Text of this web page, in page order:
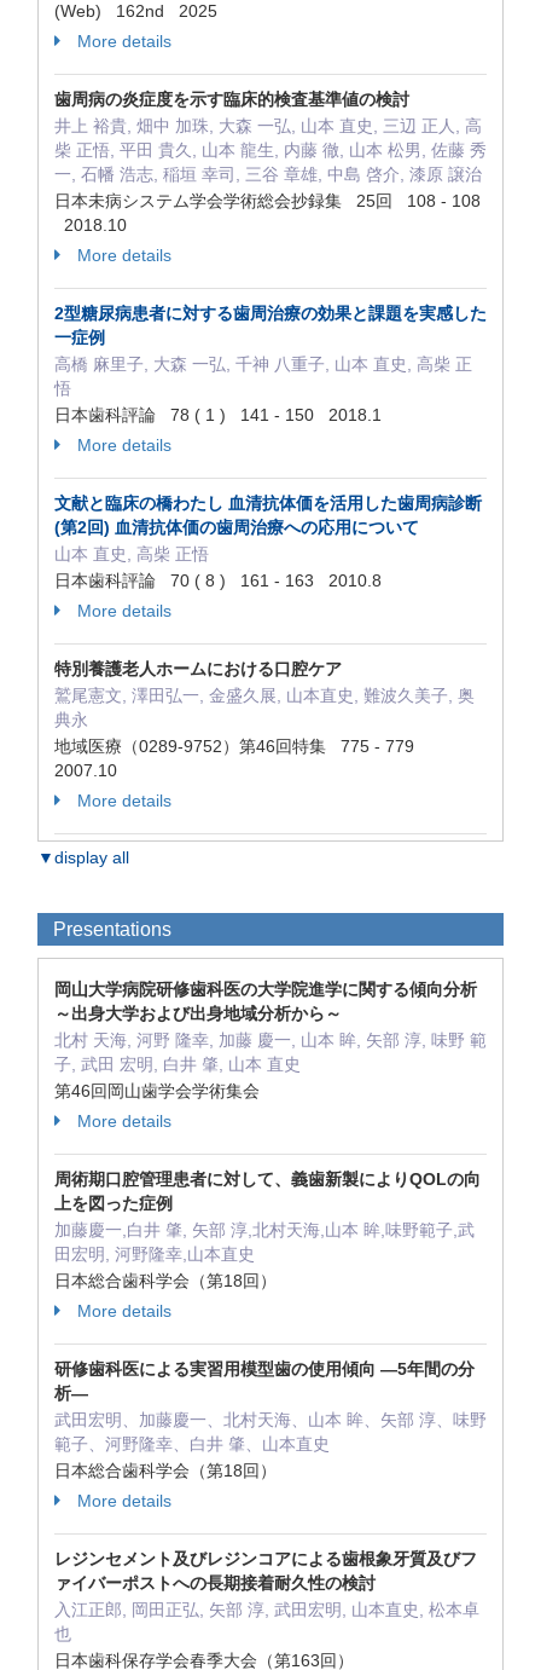
(Web) 162nd 2025
More details
歯周病の炎症度を示す臨床的検査基準値の検討
井上 裕貴, 畑中 加珠, 大森 一弘, 山本 直史, 三辺 正人, 高
柴 正悟, 平田 貴久, 山本 龍生, 内藤 徹, 山本 松男, 佐藤 秀
一, 石幡 浩志, 稲垣 幸司, 三谷 章雄, 中島 啓介, 漆原 譲治
日本未病システム学会学術総会抄録集 25回 108 - 108
2018.10
More details
2型糖尿病患者に対する歯周治療の効果と課題を実感した
一症例
高橋 麻里子, 大森 一弘, 千神 八重子, 山本 直史, 高柴 正
悟
日本歯科評論 78 ( 1 ) 141 - 150 2018.1
More details
文献と臨床の橋わたし 血清抗体価を活用した歯周病診断
(第2回) 血清抗体価の歯周治療への応用について
山本 直史, 高柴 正悟
日本歯科評論 70 ( 8 ) 161 - 163 2010.8
More details
特別養護老人ホームにおける口腔ケア
鷲尾憲文, 澤田弘一, 金盛久展, 山本直史, 難波久美子, 奥
典永
地域医療（0289-9752）第46回特集 775 - 779
2007.10
More details
▼display all
Presentations
岡山大学病院研修歯科医の大学院進学に関する傾向分析
～出身大学および出身地域分析から～
北村 天海, 河野 隆幸, 加藤 慶一, 山本 眸, 矢部 淳, 味野 範
子, 武田 宏明, 白井 肇, 山本 直史
第46回岡山歯学会学術集会
More details
周術期口腔管理患者に対して、義歯新製によりQOLの向
上を図った症例
加藤慶一,白井 肇, 矢部 淳,北村天海,山本 眸,味野範子,武
田宏明, 河野隆幸,山本直史
日本総合歯科学会（第18回）
More details
研修歯科医による実習用模型歯の使用傾向 ―5年間の分
析―
武田宏明、加藤慶一、北村天海、山本 眸、矢部 淳、味野
範子、河野隆幸、白井 肇、山本直史
日本総合歯科学会（第18回）
More details
レジンセメント及びレジンコアによる歯根象牙質及びフ
ァイバーポストへの長期接着耐久性の検討
入江正郎, 岡田正弘, 矢部 淳, 武田宏明, 山本直史, 松本卓
也
日本歯科保存学会春季大会（第163回）